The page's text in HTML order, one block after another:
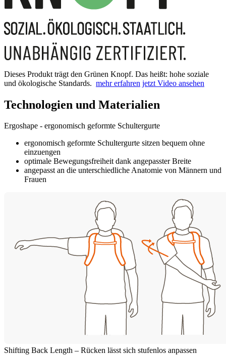
Dieses Produkt trägt den Grünen Knopf. Das heißt: hohe soziale
und ökologische Standards. mehr erfahren jetzt Video ansehen
Technologien und Materialien
Ergoshape - ergonomisch geformte Schultergurte
ergonomisch geformte Schultergurte sitzen bequem ohne
einzuengen
optimale Bewegungsfreiheit dank angepasster Breite
angepasst an die unterschiedliche Anatomie von Männern und
Frauen
Shifting Back Length – Rücken lässt sich stufenlos anpassen